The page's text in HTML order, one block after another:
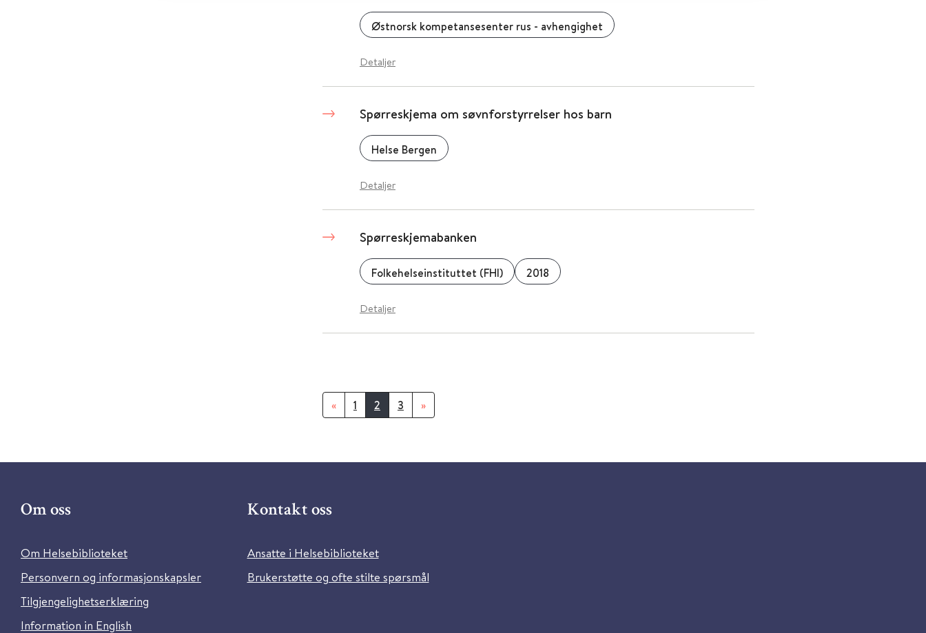
Østnorsk kompetansesenter rus - avhengighet
Detaljer
Spørreskjema om søvnforstyrrelser hos barn
Helse Bergen
Detaljer
Spørreskjemabanken
Folkehelseinstituttet (FHI) 2018
Detaljer
« 1 2 3 »
Om oss
Om Helsebiblioteket
Personvern og informasjonskapsler
Tilgjengelighetserklæring
Information in English
Kontakt oss
Ansatte i Helsebiblioteket
Brukerstøtte og ofte stilte spørsmål